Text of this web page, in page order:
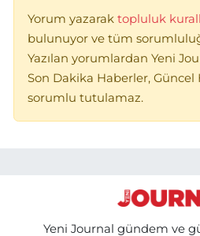
Yorum yazarak topluluk
bulunuyor ve tüm
Yazılan yorumlardan Yeni
Son Dakika Haberler,
sorumlu tutulamaz.
Yeni Journal gündem ve